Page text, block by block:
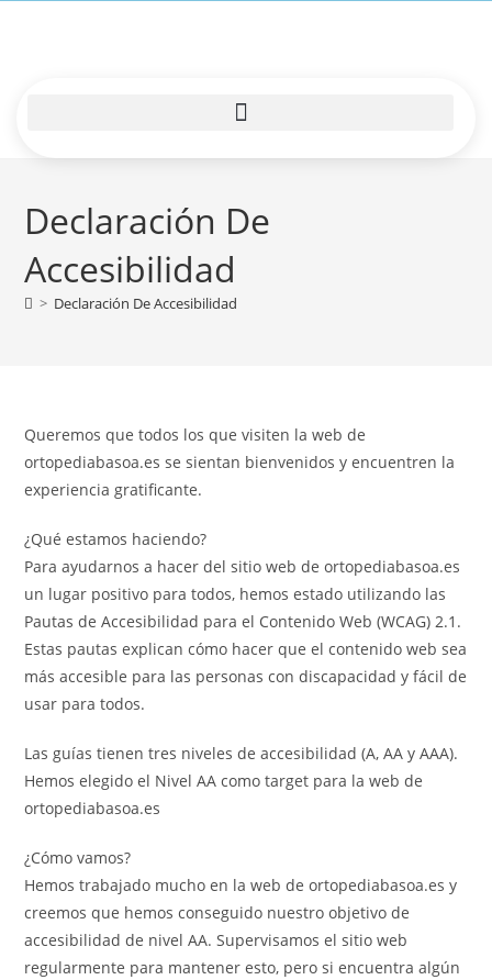
Declaración De
Accesibilidad
> Declaración De Accesibilidad
Queremos que todos los que visiten la web de
ortopediabasoa.es se sientan bienvenidos y encuentren la
experiencia gratificante.
¿Qué estamos haciendo?
Para ayudarnos a hacer del sitio web de ortopediabasoa.es
un lugar positivo para todos, hemos estado utilizando las
Pautas de Accesibilidad para el Contenido Web (WCAG) 2.1.
Estas pautas explican cómo hacer que el contenido web sea
más accesible para las personas con discapacidad y fácil de
usar para todos.
Las guías tienen tres niveles de accesibilidad (A, AA y AAA).
Hemos elegido el Nivel AA como target para la web de
ortopediabasoa.es
¿Cómo vamos?
Hemos trabajado mucho en la web de ortopediabasoa.es y
creemos que hemos conseguido nuestro objetivo de
accesibilidad de nivel AA. Supervisamos el sitio web
regularmente para mantener esto, pero si encuentra algún